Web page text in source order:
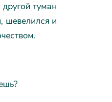
туман
шевелился и